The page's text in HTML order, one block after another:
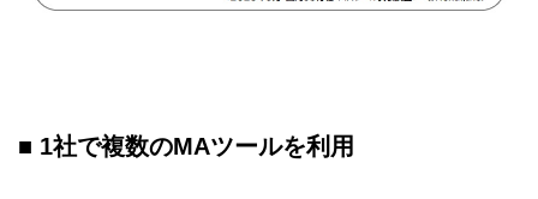
■ 1社で複数のMAツールを利用